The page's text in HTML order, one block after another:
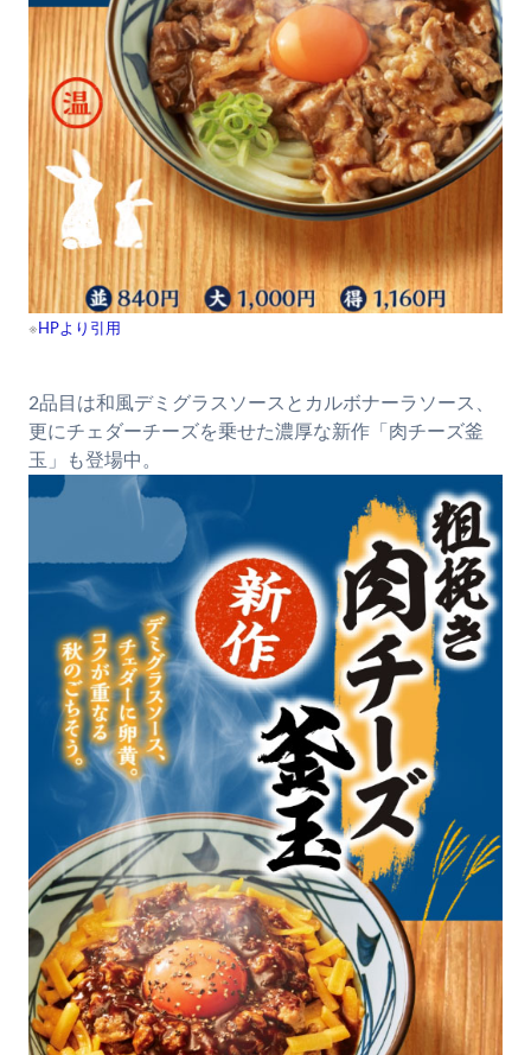
※ HPより引用
2品目は和風デミグラスソースとカルボナーラソース、
更にチェダーチーズを乗せた濃厚な新作「肉チーズ釜
玉」も登場中。